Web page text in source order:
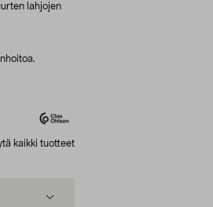
lahjojen
kaikki tuotteet